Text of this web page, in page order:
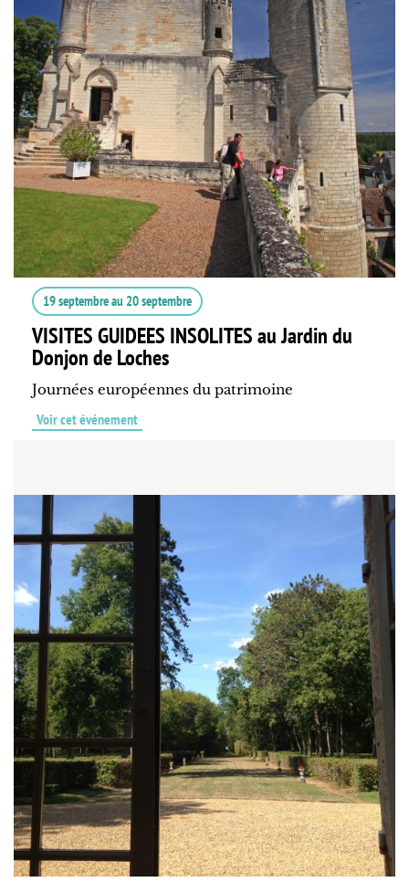
19 septembreau 20 septembre
VISITES GUIDEES INSOLITES au Jardin du
Donjon de Loches
Journées européennes du patrimoine
Voir cet événement